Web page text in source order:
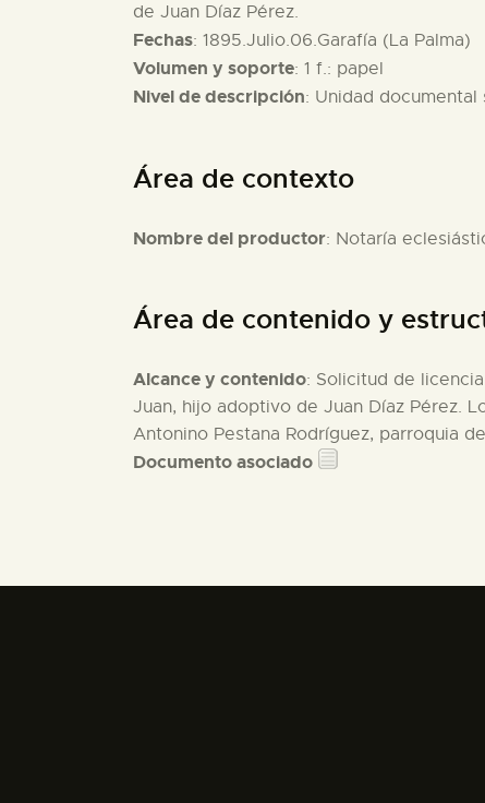
de Juan Díaz Pérez.
Fechas: 1895.Julio.06.Garafía (La Palma)
Volumen y soporte: 1 f.: papel
Nivel de descripción: Unidad documental
Área de contexto
Nombre del productor: Notaría
Área de contenido y
Alcance y contenido: Solicitud de
Juan, hijo adoptivo de Juan Díaz Pérez.
Antonino Pestana Rodríguez, parroquia
Documento asociado